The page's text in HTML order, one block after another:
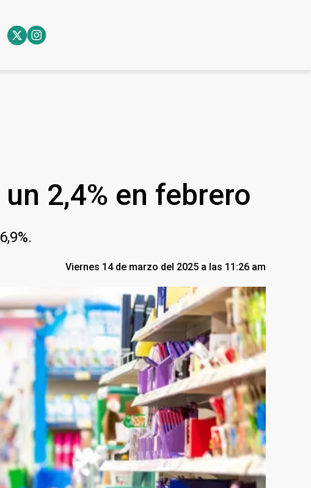
2,4% en febrero
Viernes 14 de marzo del 2025 a las 11:26 am